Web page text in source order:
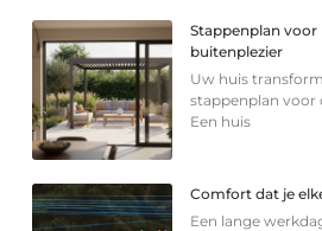
Stappenplan
buitenplezier
Uw huis
stappenplan voor
Een huis
Comfort dat je
Een lange